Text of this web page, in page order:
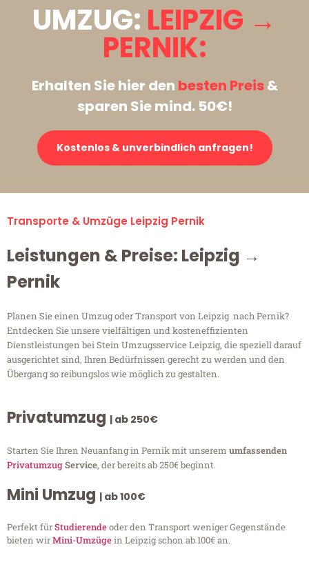
UMZUG: LEIPZIG →
PERNIK:
Erhalten Sie hier den besten Preis&
sparen Sie mind. 50€!
Kostenlos & unverbindlich anfragen!
Transporte & Umzüge Leipzig Pernik
Leistungen & Preise: Leipzig →
Pernik
Planen Sie einen Umzug oder Transport von Leipzig nach Pernik?
Entdecken Sie unsere vielfältigen und kosteneffizienten
Dienstleistungen bei Stein Umzugsservice Leipzig, die speziell darauf
ausgerichtet sind, Ihren Bedürfnissen gerecht zu werden und den
Übergang so reibungslos wie möglich zu gestalten.
Privatumzug | ab 250€
Starten Sie Ihren Neuanfang in Pernik mit unserem umfassenden
PrivatumzugService, der bereits ab 250€ beginnt.
Mini Umzug | ab 100€
Perfekt fürStudierendeoder den Transport weniger Gegenstände
bieten wirMini-Umzügein Leipzig schon ab 100€ an.